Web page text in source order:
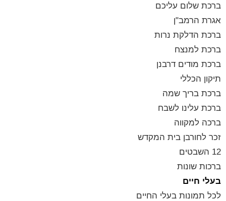
ברכת שלום עליכם
אגרת הרמב"ן
ברכת הדלקת נרות
ברכת למנצח
ברכת מודים דרבנן
תיקון הכללי
ברכת בריך שמה
ברכת עלינו לשבח
ברכה למקווה
זכר לחורבן בית המקדש
12 השבטים
ברכות שונות
בעלי חיים
לכל תמונות בעלי החיים